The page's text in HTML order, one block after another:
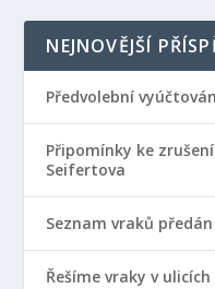
NEJNOVĚJŠÍ
Předvolební
Připomínky ke
Seifertova
Seznam vraků
Řešíme vraky v